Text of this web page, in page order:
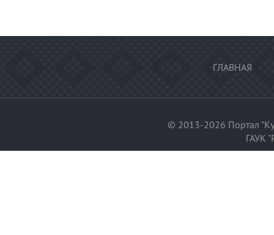
ГЛАВНАЯ
© 2013-2026 Портал
ГАУК